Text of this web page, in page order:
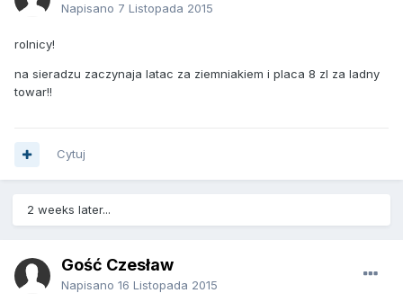
Napisano 7 Listopada 2015
rolnicy!
na sieradzu zaczynaja latac za ziemniakiem i placa 8 zl za ladny
towar!!
Cytuj
2 weeks later...
Gość Czesław
Napisano 16 Listopada 2015